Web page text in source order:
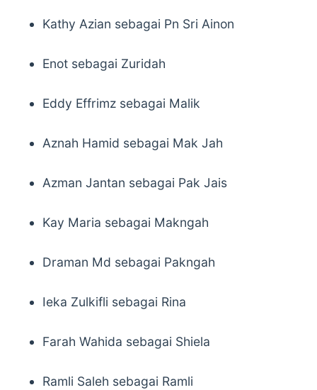
Kathy Azian sebagai Pn Sri Ainon
Enot sebagai Zuridah
Eddy Effrimz sebagai Malik
Aznah Hamid sebagai Mak Jah
Azman Jantan sebagai Pak Jais
Kay Maria sebagai Makngah
Draman Md sebagai Pakngah
Ieka Zulkifli sebagai Rina
Farah Wahida sebagai Shiela
Ramli Saleh sebagai Ramli